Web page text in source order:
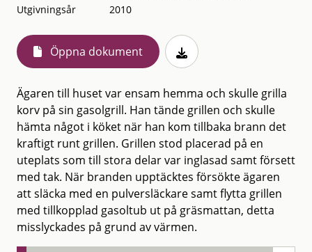
Utgivningsår
2010
Öppna dokument
Ägaren till huset var ensam hemma och skulle grilla
korv på sin gasolgrill. Han tände grillen och skulle
hämta något i köket när han kom tillbaka brann det
kraftigt runt grillen. Grillen stod placerad på en
uteplats som till stora delar var inglasad samt försett
med tak. När branden upptäcktes försökte ägaren
att släcka med en pulversläckare samt flytta grillen
med tillkopplad gasoltub ut på gräsmattan, detta
misslyckades på grund av värmen.